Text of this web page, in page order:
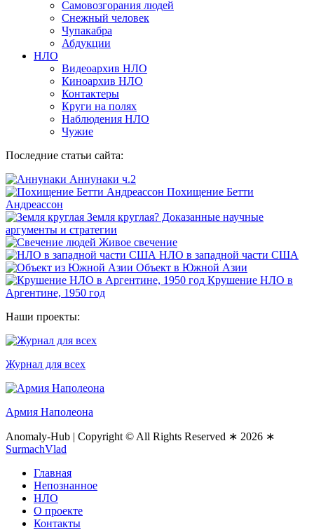
Самовозгорания людей
Снежный человек
Чупакабра
Абдукции
НЛО
Видеоархив НЛО
Киноархив НЛО
Контактеры
Круги на полях
Наблюдения НЛО
Чужие
Последние статьи сайта:
Аннунаки ч.2
Похищение Бетти
Андреассон
Земля круглая? Доказанные научные
аргументы и стратегии
Живое свечение
НЛО в западной части США
Объект в Южной Азии
Крушение НЛО в
Аргентине, 1950 год
Наши проекты:
Журнал для всех
Армия Наполеона
Anomaly-Hub | Copyright © All Rights Reserved ∗ 2026 ∗
SurmachVlad
Главная
Непознанное
НЛО
О проекте
Контакты